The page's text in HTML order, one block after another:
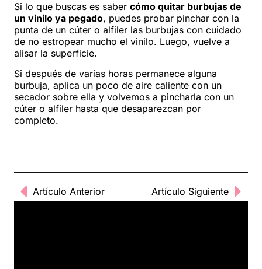
Si lo que buscas es saber cómo quitar burbujas de
un vinilo ya pegado, puedes probar pinchar con la
punta de un cúter o alfiler las burbujas con cuidado
de no estropear mucho el vinilo. Luego, vuelve a
alisar la superficie.
Si después de varias horas permanece alguna
burbuja, aplica un poco de aire caliente con un
secador sobre ella y volvemos a pincharla con un
cúter o alfiler hasta que desaparezcan por
completo.
Artículo Anterior Artículo Siguiente